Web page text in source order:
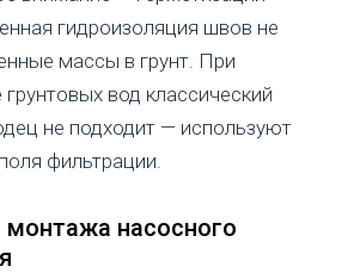
гидроизоляция швов не
массы в грунт. При
вод классический
не подходит — используют
фильтрации.
монтажа насосного